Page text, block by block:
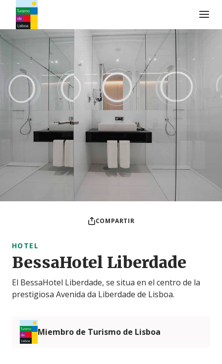
Logo de Turismo de Lisboa
COMPARTIR
HOTEL
BessaHotel Liberdade
El BessaHotel Liberdade, se situa en el centro de la
prestigiosa Avenida da Liberdade de Lisboa.
Miembro de Turismo de Lisboa